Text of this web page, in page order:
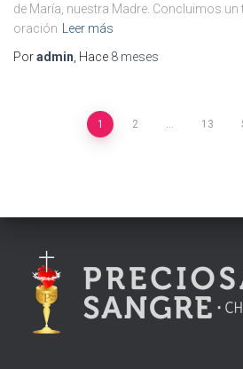
de María, nuestra Madre. Concluimos
oración Leer más
Poradmin , Hace 8 meses
1 2 13